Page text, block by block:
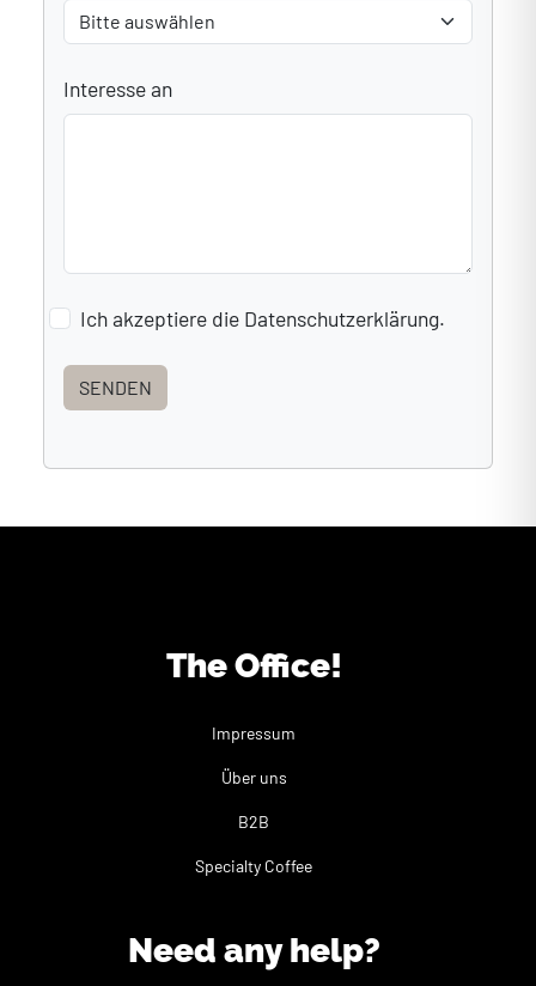
Interesse an
Ich akzeptiere die Datenschutzerklärung.
SENDEN
The Office!
Impressum
Über uns
B2B
Specialty Coffee
Need any help?